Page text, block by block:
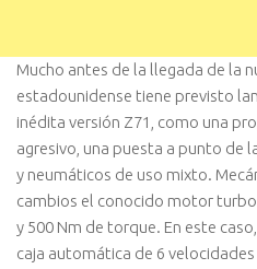
Mucho antes de la llegada de la
estadounidense tiene previsto
inédita versión Z71, como una
agresivo, una puesta a punto de
y neumáticos de uso mixto.
cambios el conocido motor
y 500 Nm de torque. En este
caja automática de 6